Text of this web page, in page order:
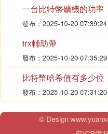
㈡ 什麼是虛擬貨幣
虛擬貨幣是指非真實的貨
發行，不具有法償性和強
正意義上的貨幣，不具有
能且不應作為貨幣在市場
易虛擬貨幣不受法律保護。
【法律依據】
《銀行法》第一條，為了
他客戶的合法權益，規范
資產質量，加強監督管理
一台比特幣礦機的功率
發布：2025-10-20 07:39:24
trx輔助帶
發布：2025-10-20 07:35:29
比特幣哈希值有多少位
發布：2025-10-20 07:31:20
© Design